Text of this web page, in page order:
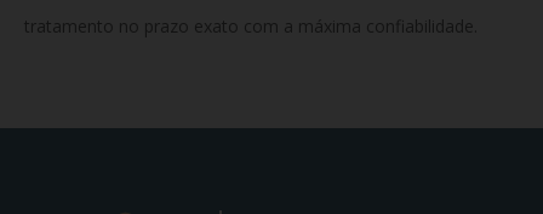
tratamento no prazo exato com a máxima confiabilidade.